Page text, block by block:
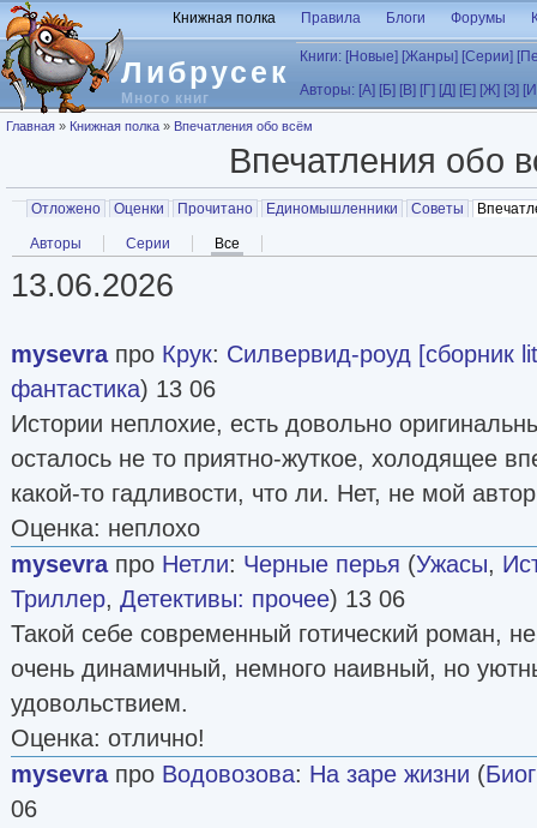
Перейти к основному содержанию
Либрусек
Много книг
Книжная полка Правила Блоги Форумы
Книги: [Новые] [Жанры] [Серии]
Авторы: [А] [Б] [В] [Г] [Д] [Е] [Ж] [З]
Вы здесь
Главная » Книжная полка » Впечатления обо всём
Впечатления обо
Главные вкладки
Отложено Оценки Прочитано Единомышленники Советы
Вторичные вкладки
Авторы Серии Все
13.06.2026
mysevraпро Крук: Силвервид-роуд [сборник
фантастика) 13 06
Истории неплохие, есть довольно
осталось не то приятно-жуткое, холодящее
какой-то гадливости, что ли. Нет, не мой
Оценка: неплохо
mysevraпро Нетли: Черные перья (Ужасы,
Триллер, Детективы: прочее) 13 06
Такой себе современный готический роман,
очень динамичный, немного наивный, но
удовольствием.
Оценка: отлично!
mysevraпро Водовозова: На заре жизни (
06